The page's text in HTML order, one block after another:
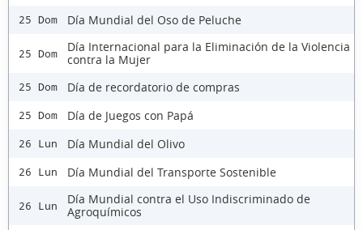
25 Dom Día Mundial del Oso de Peluche
25 Dom
Día Internacional para la Eliminación de la Violencia
contra la Mujer
25 Dom Día de recordatorio de compras
25 Dom Día de Juegos con Papá
26 Lun Día Mundial del Olivo
26 Lun Día Mundial del Transporte Sostenible
26 Lun
Día Mundial contra el Uso Indiscriminado de
Agroquímicos